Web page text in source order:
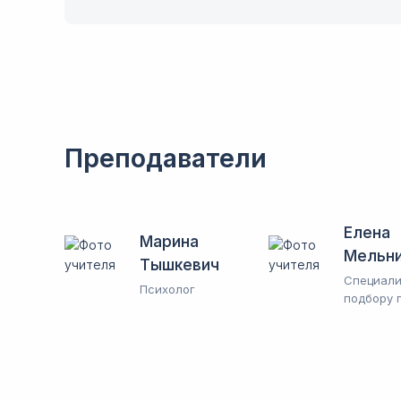
Преподаватели
Марина
Тышкевич
Психолог
Елена
подбору